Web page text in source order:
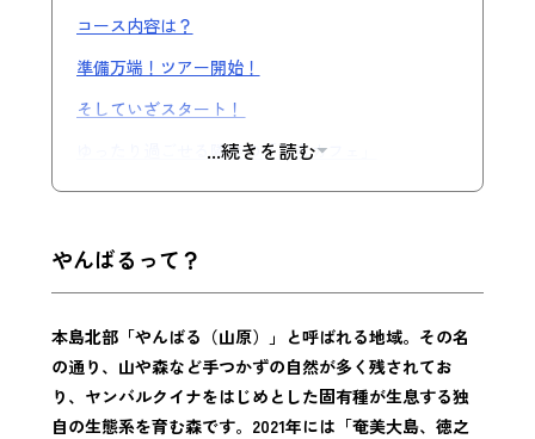
コース内容は？
準備万端！ツアー開始！
そしていざスタート！
ゆったり過ごせる隣接の「又吉カフェ」
店舗情報
体験後の感想
...続きを読む
やんばるって？
本島北部「やんばる（山原）」と呼ばれる地域。その名
の通り、山や森など手つかずの自然が多く残されてお
り、ヤンバルクイナをはじめとした固有種が生息する独
自の生態系を育む森です。2021年には「奄美大島、徳之